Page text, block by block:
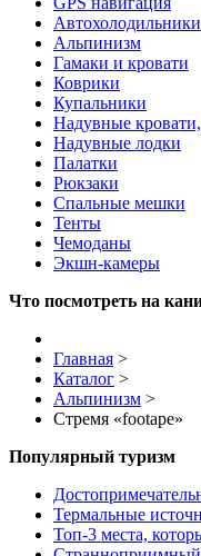
Автохолодильники
Альпинизм
Гамаки и кровати
Коврики
Купальники
Надувные
Надувные лодки
Палатки
Рюкзаки
Спальные мешки
Тенты
Чемоданы
Экшн-камеры
Что посмотреть на
Главная >
Каталог >
Альпинизм >
Стремя «footape»
Популярный туризм
Термальные
Топ-3 места,